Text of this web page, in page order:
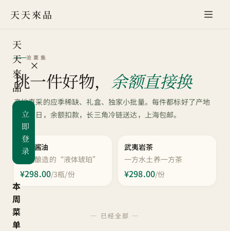
天天來品
天
天
來
品
立
即
登
录
本
周
菜
单
沧粟集
挑一件好物， 余额直接换
产地直采的应季稀缺、礼盒、独家小批量。每件都标好了产地
与采摘日，余额扣款，长三角冷链送达，上海包邮。
热销中
古法酱油
时光酿造的“液体琥珀”
¥298.00/3瓶/份
热销中
武夷岩茶
一方水土养一方茶
¥298.00/份
— 已经全部 —